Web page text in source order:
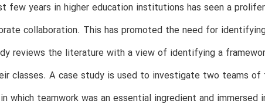
few years in higher education institutions has seen a
collaboration. This has promoted the need for
reviews the literature with a view of identifying a
classes. A case study is used to investigate two teams of
which teamwork was an essential ingredient and immersed